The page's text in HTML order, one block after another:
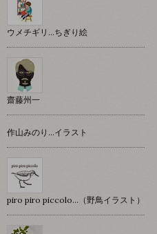
ウメチギリ…ちぎり絵
齋藤州一
作山みのり…イラスト
piro piro piccolo…（野鳥イラスト）